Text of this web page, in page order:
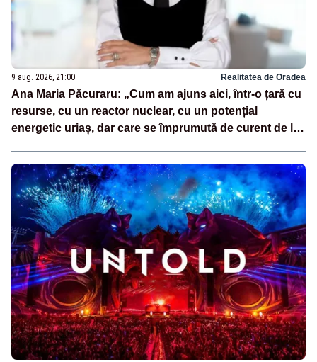
9 aug. 2026, 21:00 Realitatea de Oradea
Ana Maria Păcuraru: „Cum am ajuns aici, într-o țară cu
resurse, cu un reactor nuclear, cu un potențial
energetic uriaș, dar care se împrumută de curent de la